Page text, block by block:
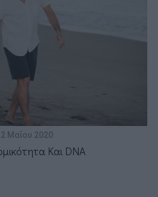
Μαΐου 2020
Και DNA